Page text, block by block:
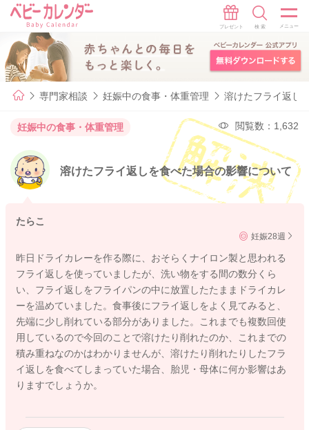
専門家相談 妊娠中の食事・体重管理 溶けたフライ返し
妊娠中の食事・体重管理 閲覧数：1,632
溶けたフライ返しを食べた場合の影響について
たらこ
妊娠28週
昨日ドライカレーを作る際に、おそらくナイロン製と思われる
フライ返しを使っていましたが、洗い物をする間の数分くら
い、フライ返しをフライパンの中に放置したたままドライカレ
ーを温めていました。食事後にフライ返しをよく見てみると、
先端に少し削れている部分がありました。これまでも複数回使
用しているので今回のことで溶けたり削れたのか、これまでの
積み重ねなのかはわかりませんが、溶けたり削れたりしたフラ
イ返しを食べてしまっていた場合、胎児・母体に何か影響はあ
りますでしょうか。